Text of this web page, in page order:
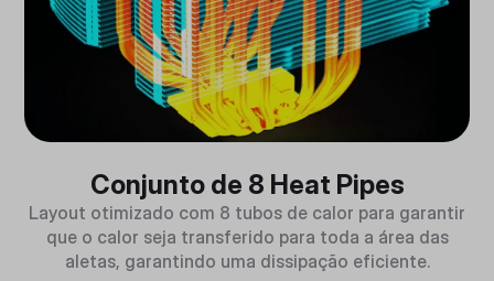
Conjunto de 8 Heat Pipes
Layout otimizado com 8 tubos de calor para garantir
que o calor seja transferido para toda a área das
aletas, garantindo uma dissipação eficiente.